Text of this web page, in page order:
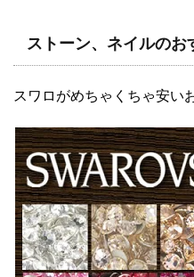
ストーン、ネイルのお
スワロがめちゃくちゃ安い